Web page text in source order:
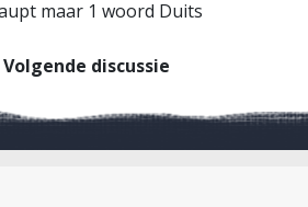
maar 1 woord Duits
Volgende discussie